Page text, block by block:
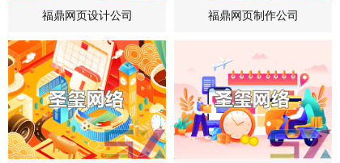
福鼎网页设计公司 福鼎网页制作公司